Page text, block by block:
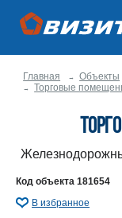
Главная Объекты
Торговые
Код объекта 181654
В избранное